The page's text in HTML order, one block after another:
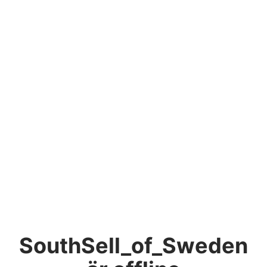
SouthSell_of_Sweden